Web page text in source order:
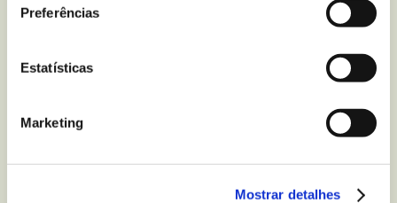
Preferências
Estatísticas
Marketing
Mostrar detalhes